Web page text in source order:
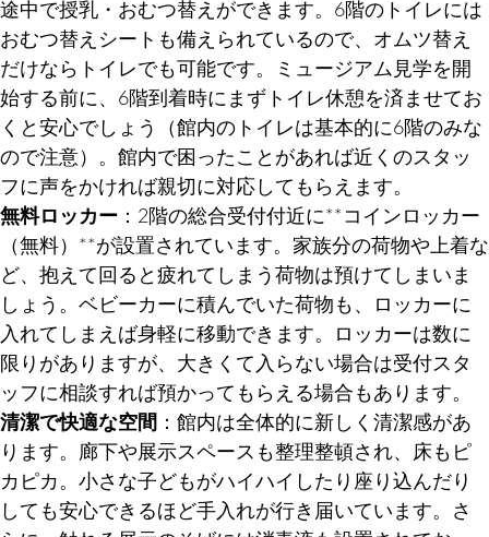
途中で授乳・おむつ替えができます。6階のトイレには
おむつ替えシートも備えられているので、オムツ替え
だけならトイレでも可能です。ミュージアム見学を開
始する前に、6階到着時にまずトイレ休憩を済ませてお
くと安心でしょう（館内のトイレは基本的に6階のみな
ので注意）。館内で困ったことがあれば近くのスタッ
フに声をかければ親切に対応してもらえます。
無料ロッカー ：2階の総合受付付近に**コインロッカー
（無料）**が設置されています。家族分の荷物や上着な
ど、抱えて回ると疲れてしまう荷物は預けてしまいま
しょう。ベビーカーに積んでいた荷物も、ロッカーに
入れてしまえば身軽に移動できます。ロッカーは数に
限りがありますが、大きくて入らない場合は受付スタ
ッフに相談すれば預かってもらえる場合もあります。
清潔で快適な空間 ：館内は全体的に新しく清潔感があ
ります。廊下や展示スペースも整理整頓され、床もピ
カピカ。小さな子どもがハイハイしたり座り込んだり
しても安心できるほど手入れが行き届いています。さ